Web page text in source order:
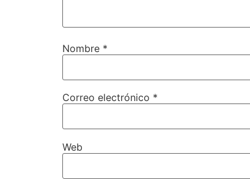
Nombre *
Correo electrónico *
Web